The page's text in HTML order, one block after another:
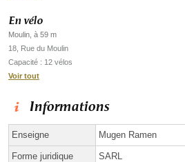
En vélo
Moulin, à 59 m
18, Rue du Moulin
Capacité : 12 vélos
Voir tout
Informations
Enseigne Mugen Ramen
Forme juridique SARL